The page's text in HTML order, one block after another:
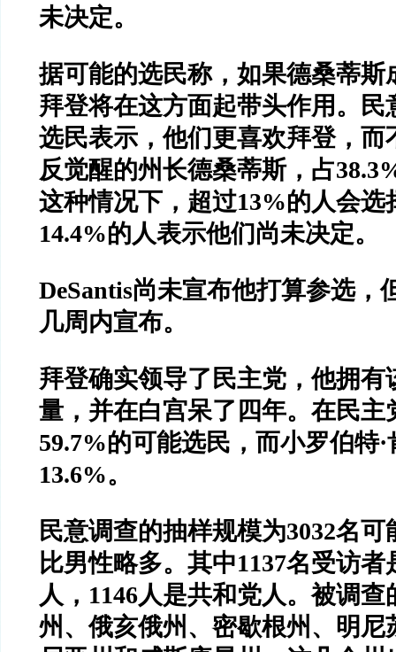
未决定。
据可能的选民称，如果德桑蒂斯
拜登将在这方面起带头作用。民
选民表示，他们更喜欢拜登，而
反觉醒的州长德桑蒂斯，占
这种情况下，超过13%的人会选
14.4%的人表示他们尚未决定。
DeSantis尚未宣布他打算参选，
几周内宣布。
拜登确实领导了民主党，他拥有
量，并在白宫呆了四年。在民主
59.7%的可能选民，而小罗伯特·
13.6%。
民意调查的抽样规模为3032名可
比男性略多。其中1137名受访者
人， 1146人是共和党人。被调查
州、俄亥俄州、密歇根州、明尼